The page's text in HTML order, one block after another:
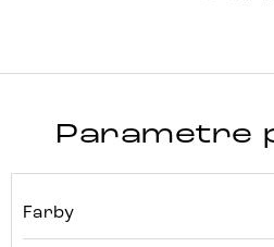
Parametre
Farby